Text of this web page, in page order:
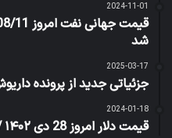
2024-11-01
شد
2025-03-17
جزئیاتی جدید از پرونده
2024-01-18
قیمت دلار امروز 28 دی ۱۴۰۲ / تداوم روند افزایشی در بازار ارز